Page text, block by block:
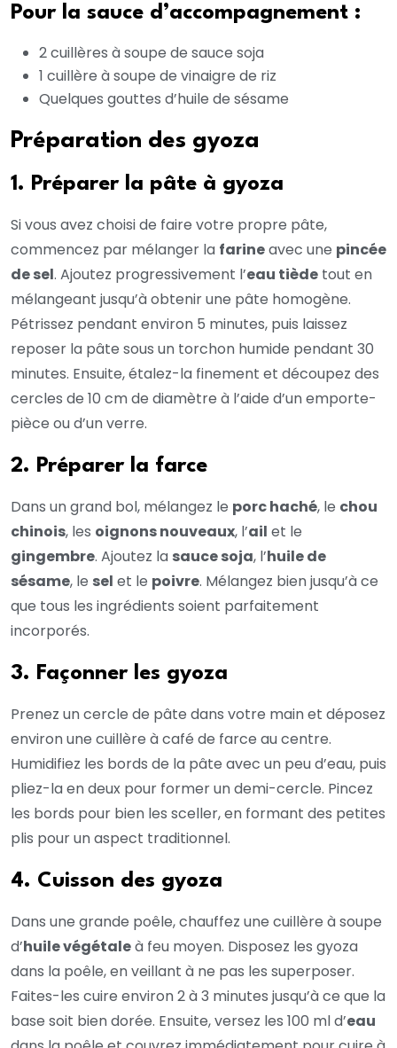
Pour la sauce d’accompagnement :
2 cuillères à soupe de sauce soja
1 cuillère à soupe de vinaigre de riz
Quelques gouttes d’huile de sésame
Préparation des gyoza
1. Préparer la pâte à gyoza
Si vous avez choisi de faire votre propre pâte,
commencez par mélanger la farineavec une pincée
de sel. Ajoutez progressivement l’eau tiède tout en
mélangeant jusqu’à obtenir une pâte homogène.
Pétrissez pendant environ 5 minutes, puis laissez
reposer la pâte sous un torchon humide pendant 30
minutes. Ensuite, étalez-la finement et découpez des
cercles de 10 cm de diamètre à l’aide d’un emporte-
pièce ou d’un verre.
2. Préparer la farce
Dans un grand bol, mélangez le porc haché, le chou
chinois, les oignons nouveaux, l’ail et le
gingembre. Ajoutez la sauce soja, l’huile de
sésame, le sel et le poivre. Mélangez bien jusqu’à ce
que tous les ingrédients soient parfaitement
incorporés.
3. Façonner les gyoza
Prenez un cercle de pâte dans votre main et déposez
environ une cuillère à café de farce au centre.
Humidifiez les bords de la pâte avec un peu d’eau, puis
pliez-la en deux pour former un demi-cercle. Pincez
les bords pour bien les sceller, en formant des petites
plis pour un aspect traditionnel.
4. Cuisson des gyoza
Dans une grande poêle, chauffez une cuillère à soupe
d’huile végétaleà feu moyen. Disposez les gyoza
dans la poêle, en veillant à ne pas les superposer.
Faites-les cuire environ 2 à 3 minutes jusqu’à ce que la
base soit bien dorée. Ensuite, versez les 100 ml d’eau